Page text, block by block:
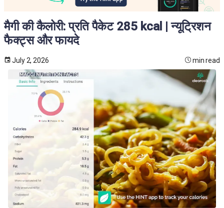
मैगी की कैलोरी: प्रति पैकेट 285 kcal | न्यूट्रिशन
फैक्ट्स और फायदे
July 2, 2026 min read